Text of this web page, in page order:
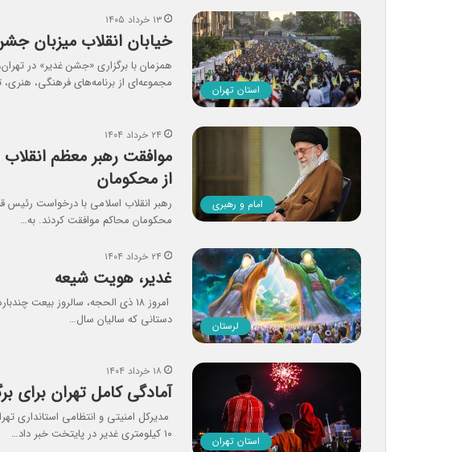
استان تهران
۱۳ خرداد ۱۴۰۵
خیابان انقلاب میزبان
همزمان با برگزاری «جشن غدیر» در
مجموعه‌ای از برنامه‌های فرهنگی، هنری،
امام و رهبری
۲۴ خرداد ۱۴۰۴
موافقت رهبر معظم
از محکومان
رهبر انقلاب اسلامی با درخواست رئیس
محکومان محاکم موافقت کردند. به…
لرستان
۲۴ خرداد ۱۴۰۴
غدیر، هویت شیعه
دستانی که سالیان سال…
استان تهران
۱۸ خرداد ۱۴۰۴
آمادگی کامل تهران برای برگزاری جشن
مدیرکل امنیتی و انتظامی استانداری
۱۰ کیلومتری غدیر در پایتخت خبر داد…